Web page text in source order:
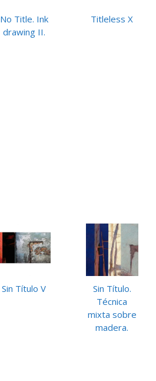
No Title. Ink
drawing II.
Titleless X
Sin Título V
Sin Título.
Técnica
mixta sobre
madera.